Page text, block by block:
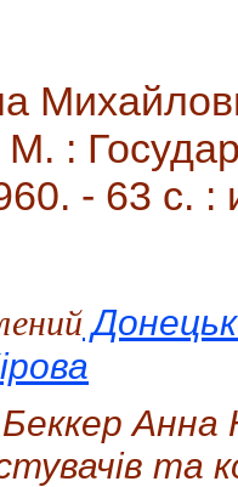
:
- 63 с. :
Беккер Анна
та